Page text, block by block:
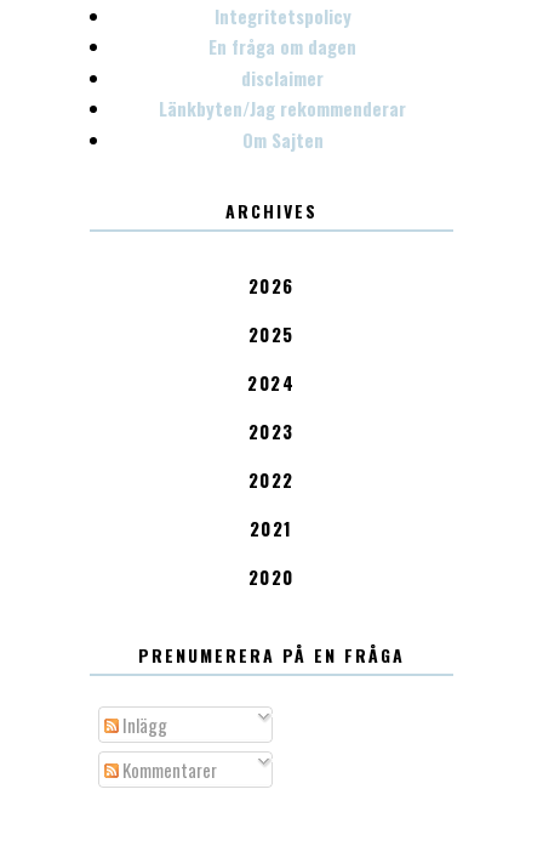
Integritetspolicy
En fråga om dagen
disclaimer
Länkbyten/Jag rekommenderar
Om Sajten
ARCHIVES
2026
2025
2024
2023
2022
2021
2020
PRENUMERERA PÅ EN FRÅGA
Inlägg
Kommentarer